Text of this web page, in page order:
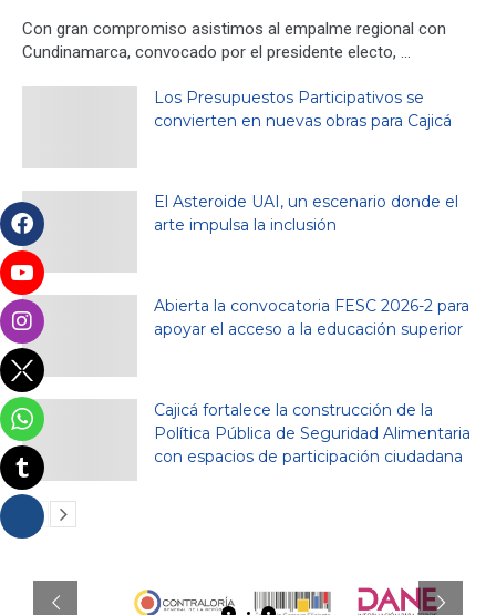
Con gran compromiso asistimos al empalme regional con
Cundinamarca, convocado por el presidente electo, …
Los Presupuestos Participativos se
convierten en nuevas obras para Cajicá
El Asteroide UAI, un escenario donde el
arte impulsa la inclusión
Abierta la convocatoria FESC 2026-2 para
apoyar el acceso a la educación superior
Cajicá fortalece la construcción de la
Política Pública de Seguridad Alimentaria
con espacios de participación ciudadana